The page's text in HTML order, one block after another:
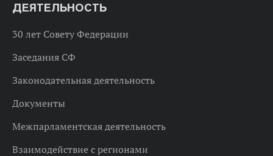
ДЕЯТЕЛЬНОСТЬ
30 лет Совету Федерации
Заседания СФ
Законодательная деятельность
Документы
Межпарламентская деятельность
Взаимодействие с регионами